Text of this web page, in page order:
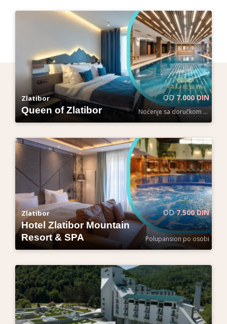
Zlatibor
Queen of Zlatibor
OD7.000 DIN
Noćenje sa doručkom po osobi
Zlatibor
Hotel Zlatibor Mountain
Resort & SPA
OD7.500 DIN
Polupansion po osobi